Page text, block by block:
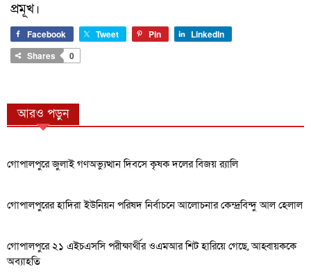
প্রমূখ।
Facebook Tweet Pin
LinkedIn
Shares
0
আরও পড়ুন
গোপালপুরে জুলাই গণঅভ্যুত্থান দিবসে কৃষক দলের বিজয় র‍্যালি
গোপালপুরের হাদিরা ইউনিয়ন পরিষদ নির্বাচনে আলোচনার কেন্দ্রবিন্দু আল হেলাল
গোপালপুরে ২১ এইচএসসি পরীক্ষার্থীর ওএমআর শিট হারিয়ে গেছে, আহ্বায়ককে
অব্যাহতি